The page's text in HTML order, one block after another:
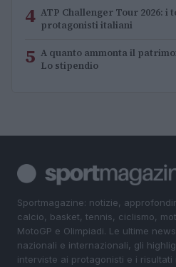
4 ATP Challenger Tour 2026: i
protagonisti italiani
5 A quanto ammonta il
Lo stipendio
Sportmagazine: notizie,
calcio, basket, tennis, ciclismo,
MotoGP e Olimpiadi. Le ultime
nazionali e internazionali, gli
interviste ai protagonisti e i